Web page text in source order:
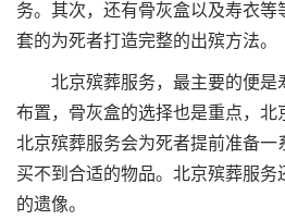
务。其次，还有骨灰盒以及寿衣
套的为死者打造完整的出殡方法。
北京殡葬服务，最主要的便是
布置，骨灰盒的选择也是重点，北
北京殡葬服务会为死者提前准备一
买不到合适的物品。北京殡葬服
的遗像。